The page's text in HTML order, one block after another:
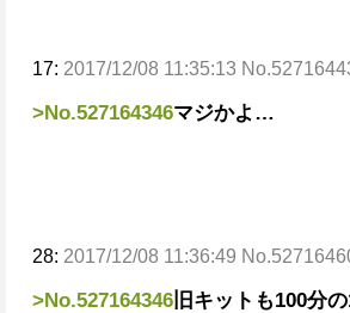
17: 2017/12/08 11:35:13
>No.527164346マジかよ…
28: 2017/12/08 11:36:49
>No.527164346 旧キットも100分